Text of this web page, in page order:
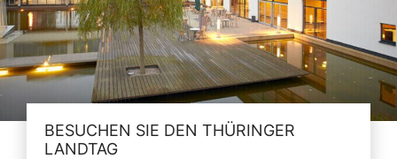
BESUCHEN SIE DEN THÜRINGER
LANDTAG